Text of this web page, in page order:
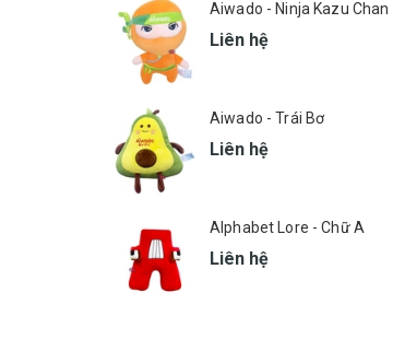
Burger King - Gối quàng cổ Hamburger
Aiwado - Ninja Kazu Chan
Liên hệ
Aiwado - Trái Bơ
Liên hệ
Alphabet Lore - Chữ A
Liên hệ